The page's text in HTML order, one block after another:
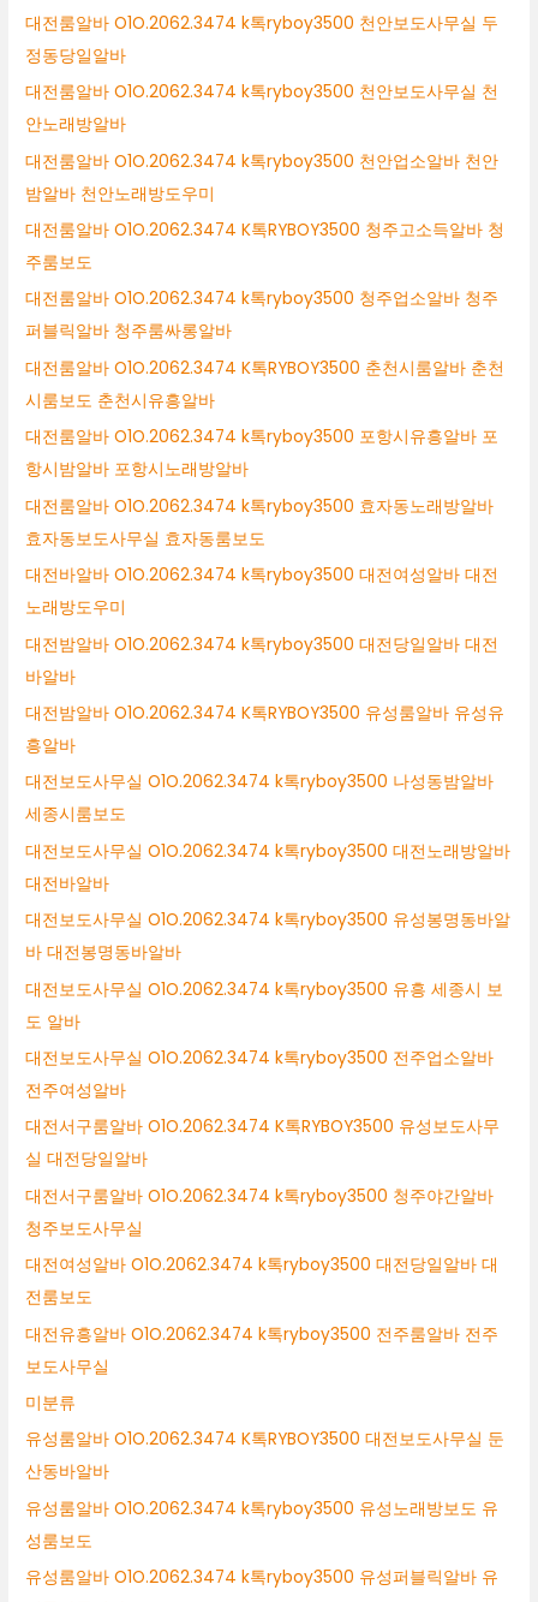
대전룸알바 O1O.2062.3474 k톡ryboy3500 천안보도사무실 두
정동당일알바
대전룸알바 O1O.2062.3474 k톡ryboy3500 천안보도사무실 천
안노래방알바
대전룸알바 O1O.2062.3474 k톡ryboy3500 천안업소알바 천안
밤알바 천안노래방도우미
대전룸알바 O1O.2062.3474 K톡RYBOY3500 청주고소득알바 청
주룸보도
대전룸알바 O1O.2062.3474 k톡ryboy3500 청주업소알바 청주
퍼블릭알바 청주룸싸롱알바
대전룸알바 O1O.2062.3474 K톡RYBOY3500 춘천시룸알바 춘천
시룸보도 춘천시유흥알바
대전룸알바 O1O.2062.3474 k톡ryboy3500 포항시유흥알바 포
항시밤알바 포항시노래방알바
대전룸알바 O1O.2062.3474 k톡ryboy3500 효자동노래방알바
효자동보도사무실 효자동룸보도
대전바알바 O1O.2062.3474 k톡ryboy3500 대전여성알바 대전
노래방도우미
대전밤알바 O1O.2062.3474 k톡ryboy3500 대전당일알바 대전
바알바
대전밤알바 O1O.2062.3474 K톡RYBOY3500 유성룸알바 유성유
흥알바
대전보도사무실 O1O.2062.3474 k톡ryboy3500 나성동밤알바
세종시룸보도
대전보도사무실 O1O.2062.3474 k톡ryboy3500 대전노래방알바
대전바알바
대전보도사무실 O1O.2062.3474 k톡ryboy3500 유성봉명동바알
바 대전봉명동바알바
대전보도사무실 O1O.2062.3474 k톡ryboy3500 유흥 세종시 보
도 알바
대전보도사무실 O1O.2062.3474 k톡ryboy3500 전주업소알바
전주여성알바
대전서구룸알바 O1O.2062.3474 K톡RYBOY3500 유성보도사무
실 대전당일알바
대전서구룸알바 O1O.2062.3474 k톡ryboy3500 청주야간알바
청주보도사무실
대전여성알바 O1O.2062.3474 k톡ryboy3500 대전당일알바 대
전룸보도
대전유흥알바 O1O.2062.3474 k톡ryboy3500 전주룸알바 전주
보도사무실
미분류
유성룸알바 O1O.2062.3474 K톡RYBOY3500 대전보도사무실 둔
산동바알바
유성룸알바 O1O.2062.3474 k톡ryboy3500 유성노래방보도 유
성룸보도
유성룸알바 O1O.2062.3474 k톡ryboy3500 유성퍼블릭알바 유